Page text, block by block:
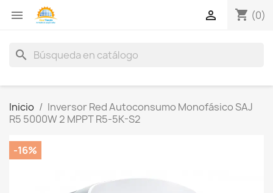
 shopping_cart (0)

search
Inicio
Inversor Red Autoconsumo Monofásico SAJ
R5 5000W 2 MPPT R5-5K-S2
-16%